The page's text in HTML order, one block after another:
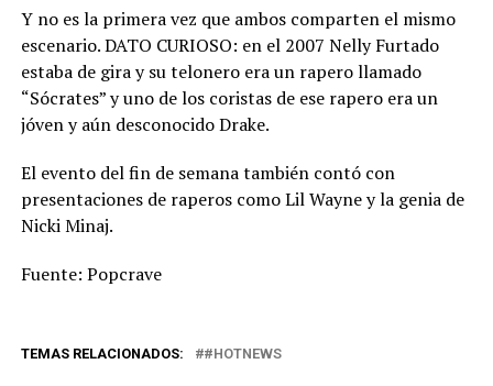
Y no es la primera vez que ambos comparten el mismo
escenario. DATO CURIOSO: en el 2007 Nelly Furtado
estaba de gira y su telonero era un rapero llamado
“Sócrates” y uno de los coristas de ese rapero era un
jóven y aún desconocido Drake.
El evento del fin de semana también contó con
presentaciones de raperos como Lil Wayne y la genia de
Nicki Minaj.
Fuente: Popcrave
TEMAS RELACIONADOS: #HOTNEWS